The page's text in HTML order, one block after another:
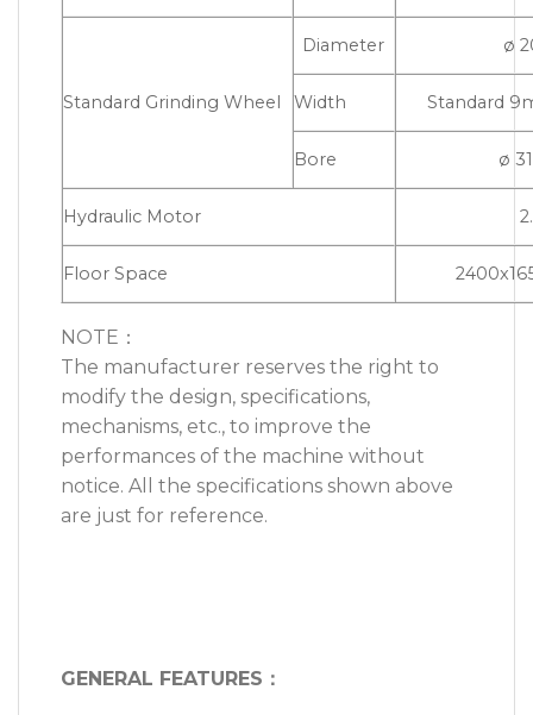
Standard Grinding Wheel
Diameter ø
Width Standard
Bore ø
Hydraulic Motor
Floor Space
NOTE：
The manufacturer reserves the right to
modify the design, specifications,
mechanisms, etc., to improve the
performances of the machine without
notice. All the specifications shown above
are just for reference.
GENERAL FEATURES ：